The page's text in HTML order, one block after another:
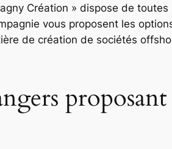
Création » dispose de toutes
vous proposent les
de création de sociétés
proposant